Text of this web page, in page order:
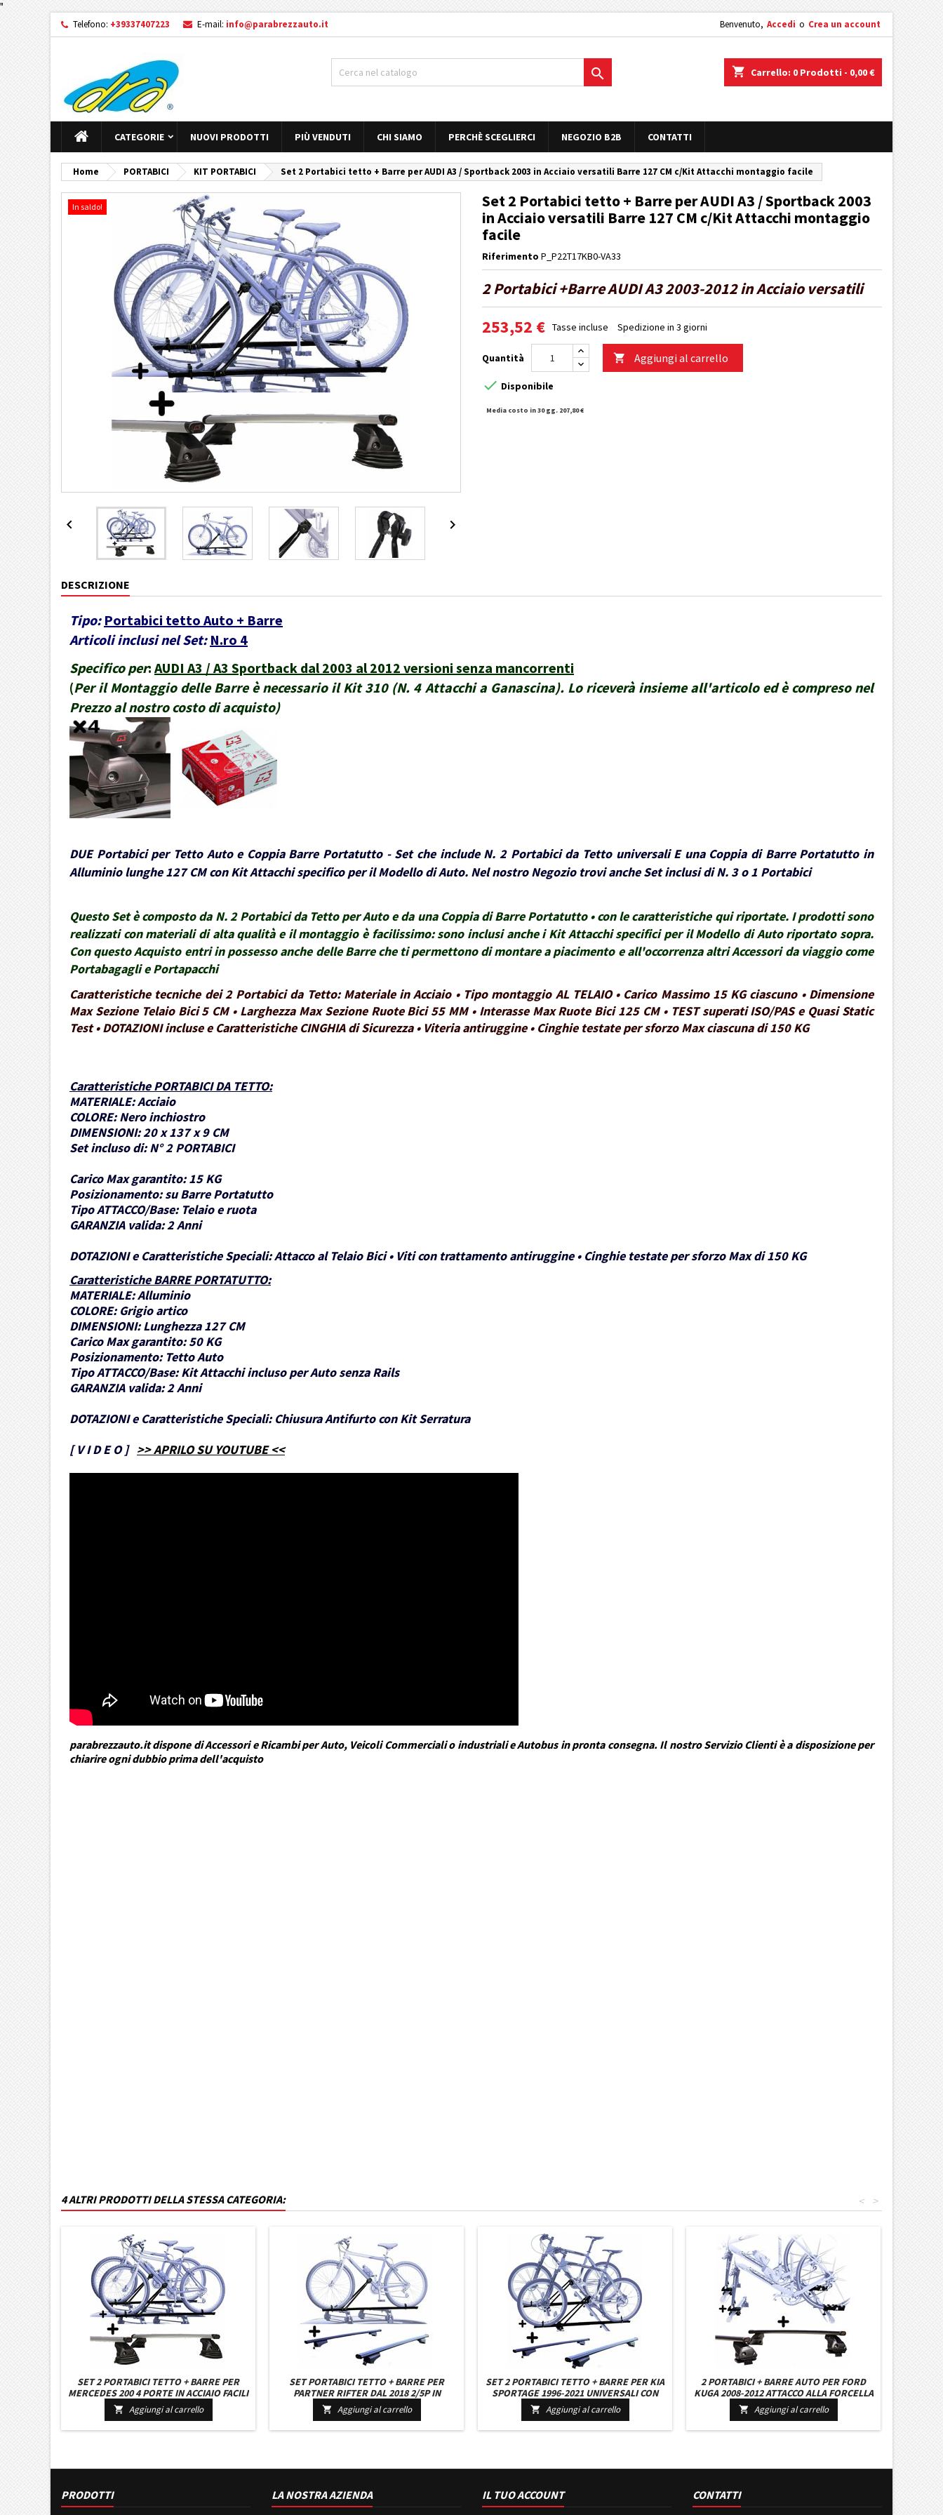
"
Telefono: +39337407223 E-mail: info@parabrezzauto.it Benvenuto, Accedi o Crea un account
shopping_cart Carrello: 0 Prodotti - 0,00 €

CATEGORIE NUOVI PRODOTTI PIÙ VENDUTI CHI SIAMO PERCHÈ SCEGLIERCI NEGOZIO B2B CONTATTI
Home PORTABICI KIT PORTABICI Set 2 Portabici tetto + Barre per AUDI A3 / Sportback 2003 in Acciaio versatili Barre 127 CM c/Kit Attacchi montaggio facile
In saldo!
 
Set 2 Portabici tetto + Barre per AUDI A3 / Sportback 2003
in Acciaio versatili Barre 127 CM c/Kit Attacchi montaggio
facile
Riferimento P_P22T17KB0-VA33
2 Portabici +Barre AUDI A3 2003-2012 in Acciaio versatili
253,52 € Tasse incluse Spedizione in 3 giorni
Quantità  Aggiungi al carrello
 Disponibile
Media costo in 30 gg. 207,80 €
DESCRIZIONE
Tipo: Portabici tetto Auto + Barre
Articoli inclusi nel Set: N.ro 4
Specifico per: AUDI A3 / A3 Sportback dal 2003 al 2012 versioni senza mancorrenti
(Per il Montaggio delle Barre è necessario il Kit 310 (N. 4 Attacchi a Ganascina). Lo riceverà insieme all'articolo ed è compreso nel
Prezzo al nostro costo di acquisto)
DUE Portabici per Tetto Auto e Coppia Barre Portatutto - Set che include N. 2 Portabici da Tetto universali E una Coppia di Barre Portatutto in
Alluminio lunghe 127 CM con Kit Attacchi specifico per il Modello di Auto. Nel nostro Negozio trovi anche Set inclusi di N. 3 o 1 Portabici
Questo Set è composto da N. 2 Portabici da Tetto per Auto e da una Coppia di Barre Portatutto • con le caratteristiche qui riportate. I prodotti sono
realizzati con materiali di alta qualità e il montaggio è facilissimo: sono inclusi anche i Kit Attacchi specifici per il Modello di Auto riportato sopra.
Con questo Acquisto entri in possesso anche delle Barre che ti permettono di montare a piacimento e all'occorrenza altri Accessori da viaggio come
Portabagagli e Portapacchi
Caratteristiche tecniche dei 2 Portabici da Tetto: Materiale in Acciaio • Tipo montaggio AL TELAIO • Carico Massimo 15 KG ciascuno • Dimensione
Max Sezione Telaio Bici 5 CM • Larghezza Max Sezione Ruote Bici 55 MM • Interasse Max Ruote Bici 125 CM • TEST superati ISO/PAS e Quasi Static
Test • DOTAZIONI incluse e Caratteristiche CINGHIA di Sicurezza • Viteria antiruggine • Cinghie testate per sforzo Max ciascuna di 150 KG
Caratteristiche PORTABICI DA TETTO:
MATERIALE:Acciaio
COLORE: Nero inchiostro
DIMENSIONI:20 x 137 x 9 CM
Set incluso di: N° 2 PORTABICI
Carico Max garantito: 15 KG
Posizionamento: su Barre Portatutto
Tipo ATTACCO/Base: Telaio e ruota
GARANZIA valida:2 Anni
DOTAZIONI e Caratteristiche Speciali:Attacco al Telaio Bici • Viti con trattamento antiruggine • Cinghie testate per sforzo Max di 150 KG
Caratteristiche BARRE PORTATUTTO:
MATERIALE:Alluminio
COLORE: Grigio artico
DIMENSIONI: Lunghezza 127 CM
Carico Max garantito: 50 KG
Posizionamento: Tetto Auto
Tipo ATTACCO/Base: Kit Attacchi incluso per Auto senza Rails
GARANZIA valida:2 Anni
DOTAZIONI e Caratteristiche Speciali: Chiusura Antifurto con Kit Serratura
[V I D E O] >> APRILO SU YOUTUBE <<
parabrezzauto.it dispone di Accessori e Ricambi per Auto, Veicoli Commerciali o industriali e Autobus in pronta consegna. Il nostro Servizio Clienti è a disposizione per
chiarire ogni dubbio prima dell'acquisto
4 ALTRI PRODOTTI DELLA STESSA CATEGORIA: >
<
SET 2 PORTABICI TETTO + BARRE PER
MERCEDES 200 4 PORTE IN ACCIAIO FACILI
DA MONTARE BARRE 127 CM C/KIT
ATTACCHI MONTAGGIO FACILE
 Aggiungi al carrello
SET PORTABICI TETTO + BARRE PER
PARTNER RIFTER DAL 2018 2/5P IN
ACCIAIO ROBUSTO BARRE 127 CM + KIT
ATTACCHI MONTAGGIO FACILE
 Aggiungi al carrello
SET 2 PORTABICI TETTO + BARRE PER KIA
SPORTAGE 1996-2021 UNIVERSALI CON
CHIAVI BARRE 110 CM + KIT ATTACCHI
MONTAGGIO FACILE
 Aggiungi al carrello
2 PORTABICI + BARRE AUTO PER FORD
KUGA 2008-2012 ATTACCO ALLA FORCELLA
UNIVERSALI BARRE 127 CM + KIT
ATTACCHI MONTAGGIO FACILE
 Aggiungi al carrello
PRODOTTI LA NOSTRA AZIENDA IL TUO ACCOUNT CONTATTI